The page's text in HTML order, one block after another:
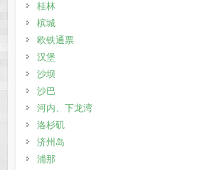
桂林
槟城
欧铁通票
汉堡
沙坝
沙巴
河内、下龙湾
洛杉矶
济州岛
浦那